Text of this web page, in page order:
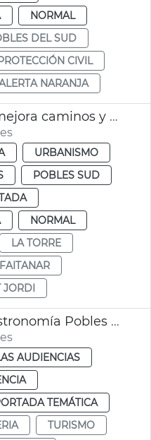
NORMAL
DEL SUD
CIVIL
NARANJA
Adjudicación obras mejora caminos y calles afectadas dana la Torre
URBANISMO
POBLES SUD
NORMAL
LA TORRE
FAITANAR
JORDI
València impulsa gastronomía Pobles del Sud afectados dana
AUDIENCIAS
TEMÁTICA
TURISMO